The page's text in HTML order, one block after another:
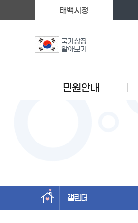
국가상징
알아보기
태백시청
민원안내
캘린더
왼쪽메뉴